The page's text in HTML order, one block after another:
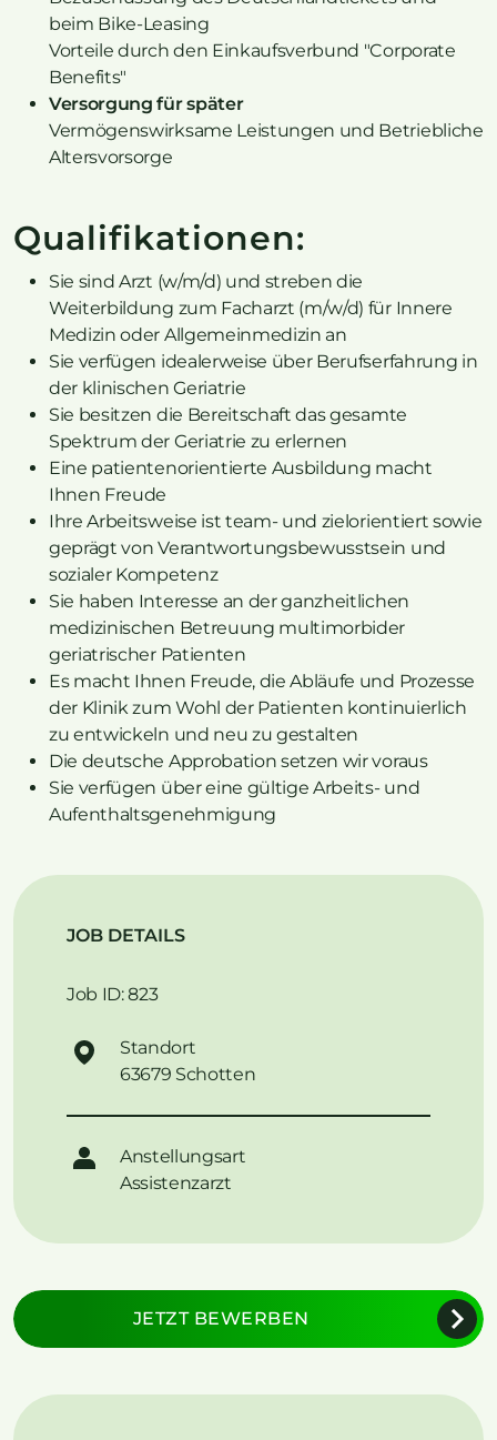
beim Bike-Leasing
Vorteile durch den Einkaufsverbund "Corporate
Benefits"
Versorgung für später
Vermögenswirksame Leistungen und Betriebliche
Altersvorsorge
Qualifikationen:
Sie sind Arzt (w/m/d) und streben die
Weiterbildung zum Facharzt (m/w/d) für Innere
Medizin oder Allgemeinmedizin an
Sie verfügen idealerweise über Berufserfahrung in
der klinischen Geriatrie
Sie besitzen die Bereitschaft das gesamte
Spektrum der Geriatrie zu erlernen
Eine patientenorientierte Ausbildung macht
Ihnen Freude
Ihre Arbeitsweise ist team- und zielorientiert sowie
geprägt von Verantwortungsbewusstsein und
sozialer Kompetenz
Sie haben Interesse an der ganzheitlichen
medizinischen Betreuung multimorbider
geriatrischer Patienten
Es macht Ihnen Freude, die Abläufe und Prozesse
der Klinik zum Wohl der Patienten kontinuierlich
zu entwickeln und neu zu gestalten
Die deutsche Approbation setzen wir voraus
Sie verfügen über eine gültige Arbeits- und
Aufenthaltsgenehmigung
JOB DETAILS
Job ID: 823
Standort
63679 Schotten
Anstellungsart
Assistenzarzt
JETZT BEWERBEN